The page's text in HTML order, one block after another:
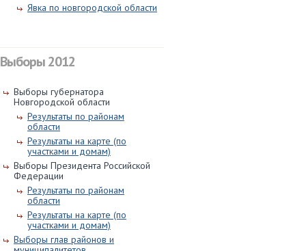
Явка по новгородской области
Выборы 2012
Выборы губернатора
Новгородской области
Результаты по районам
области
Результаты на карте (по
участками и домам)
Выборы Президента Российской
Федерации
Результаты по районам
области
Результаты на карте (по
участками и домам)
Выборы глав районов и